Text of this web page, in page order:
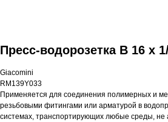
Пресс-водорозетка В 16 x
Giacomini
RM139Y033
Применяется для соединения полимерных и
резьбовыми фитингами или арматурой в
системах, транспортирующих любые среды, не